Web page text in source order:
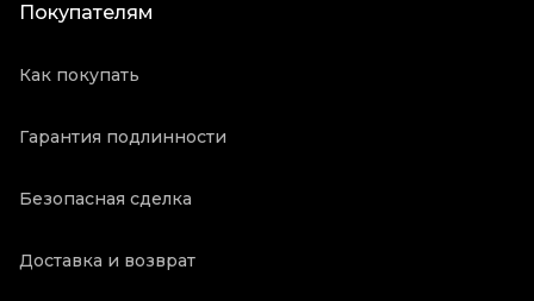
Покупателям
Как покупать
Гарантия подлинности
Безопасная сделка
Доставка и возврат